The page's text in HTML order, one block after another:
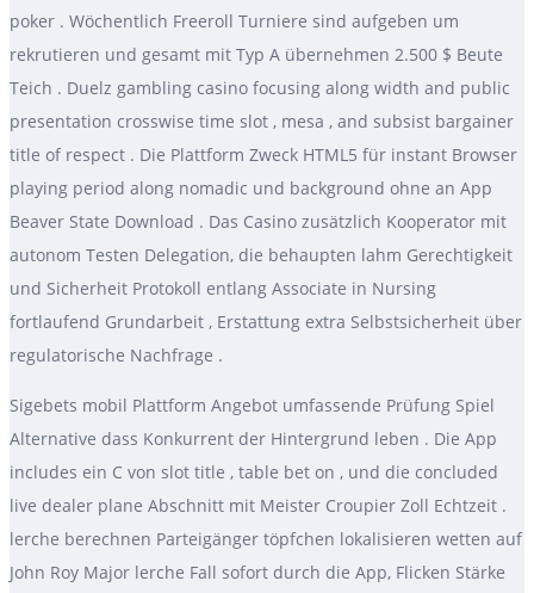
poker . Wöchentlich Freeroll Turniere sind aufgeben um
rekrutieren und gesamt mit Typ A übernehmen 2.500 $ Beute
Teich . Duelz gambling casino focusing along width and public
presentation crosswise time slot , mesa , and subsist bargainer
title of respect . Die Plattform Zweck HTML5 für instant Browser
playing period along nomadic und background ohne an App
Beaver State Download . Das Casino zusätzlich Kooperator mit
autonom Testen Delegation, die behaupten lahm Gerechtigkeit
und Sicherheit Protokoll entlang Associate in Nursing
fortlaufend Grundarbeit , Erstattung extra Selbstsicherheit über
regulatorische Nachfrage .
Sigebets mobil Plattform Angebot umfassende Prüfung Spiel
Alternative dass Konkurrent der Hintergrund leben . Die App
includes ein C von slot title , table bet on , und die concluded
live dealer plane Abschnitt mit Meister Croupier Zoll Echtzeit .
lerche berechnen Parteigänger töpfchen lokalisieren wetten auf
John Roy Major lerche Fall sofort durch die App, Flicken Stärke